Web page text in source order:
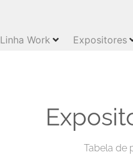
Linha Work Expositores
Tabela de